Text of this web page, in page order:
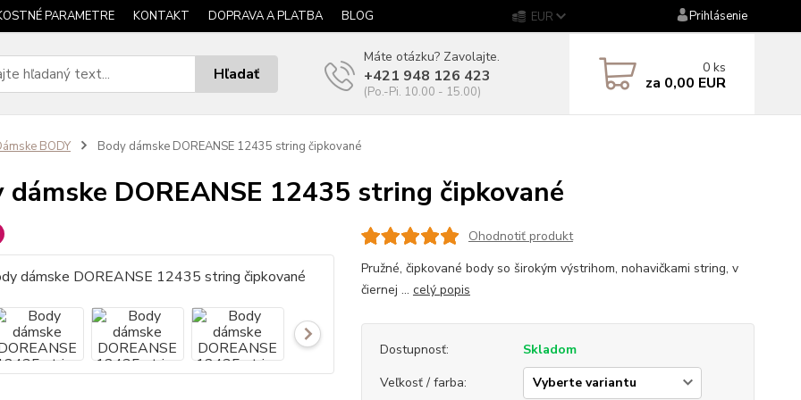
PARAMETRE KONTAKT DOPRAVA A PLATBA BLOG EUR Prihlásenie
Hľadať
Máte otázku? Zavolajte.
+421 948 126 423
(Po.-Pi. 10.00 - 15.00)
0 ks
za 0,00 EUR
BODY Body dámske DOREANSE 12435 string čipkované
dámske DOREANSE 12435 string čipkované
Ohodnotiť produkt
Pružné, čipkované body so širokým výstrihom, nohavičkami string, v
čiernej ... celý popis
Dostupnosť:
Skladom
Veľkosť / farba: